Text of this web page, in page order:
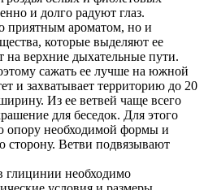
и долго радуют глаз.
приятным ароматом, но и
которые выделяют ее
на верхние дыхательные пути.
сажать ее лучше на южной
и захватывает территорию до 20
Из ее ветвей чаще всего
для беседок. Для этого
опору необходимой формы и
сторону. Ветви подвязывают
глицинии необходимо